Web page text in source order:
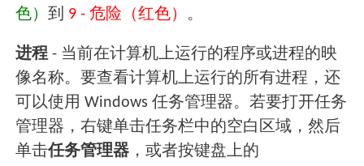
色） 到 9 - 危险（红色） 。
进程 - 当前在计算机上运行的程序或进程的映
像名称。要查看计算机上运行的所有进程，还
可以使用 Windows 任务管理器。若要打开任务
管理器，右键单击任务栏中的空白区域，然后
单击任务管理器 ，或者按键盘上的